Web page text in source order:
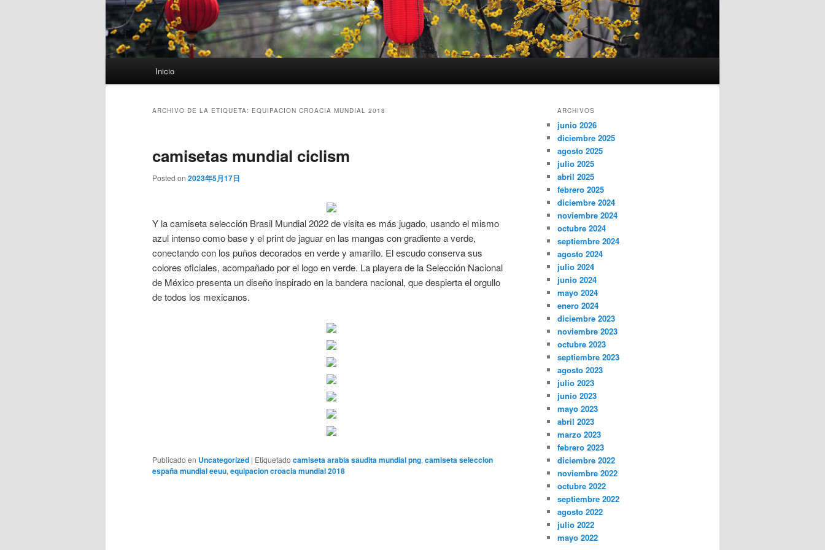
Inicio
ARCHIVO DE LA ETIQUETA: EQUIPACION CROACIA MUNDIAL 2018
camisetas mundial ciclism
Posted on 2023年5月17日
Y la camiseta selección Brasil Mundial 2022 de visita es más jugado, usando el mismo
azul intenso como base y el print de jaguar en las mangas con gradiente a verde,
conectando con los puños decorados en verde y amarillo. El escudo conserva sus
colores oficiales, acompañado por el logo en verde. La playera de la Selección Nacional
de México presenta un diseño inspirado en la bandera nacional, que despierta el orgullo
de todos los mexicanos.
Publicado en Uncategorized | Etiquetado camiseta arabia saudita mundial png, camiseta seleccion
españa mundial eeuu, equipacion croacia mundial 2018
ARCHIVOS
junio 2026
diciembre 2025
agosto 2025
julio 2025
abril 2025
febrero 2025
diciembre 2024
noviembre 2024
octubre 2024
septiembre 2024
agosto 2024
julio 2024
junio 2024
mayo 2024
enero 2024
diciembre 2023
noviembre 2023
octubre 2023
septiembre 2023
agosto 2023
julio 2023
junio 2023
mayo 2023
abril 2023
marzo 2023
febrero 2023
diciembre 2022
noviembre 2022
octubre 2022
septiembre 2022
agosto 2022
julio 2022
mayo 2022